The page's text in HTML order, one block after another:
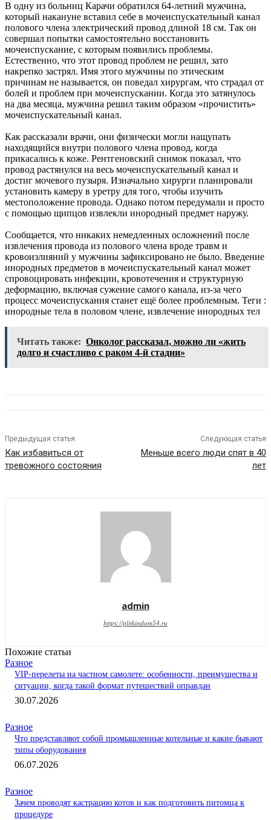
В одну из больниц Карачи обратился 64-летний мужчина,
который накануне вставил себе в мочеиспускательный канал
полового члена электрический провод длиной 18 см. Так он
совершал попытки самостоятельно восстановить
мочеиспускание, с которым появились проблемы.
Естественно, что этот провод проблем не решил, зато
накрепко застрял. Имя этого мужчины по этическим
причинам не называется, он поведал хирургам, что страдал от
болей и проблем при мочеиспускании. Когда это затянулось
на два месяца, мужчина решил таким образом «прочистить»
мочеиспускательный канал.
Как рассказали врачи, они физически могли нащупать
находящийся внутри полового члена провод, когда
прикасались к коже. Рентгеновский снимок показал, что
провод растянулся на весь мочеиспускательный канал и
достиг мочевого пузыря. Изначально хирурги планировали
установить камеру в уретру для того, чтобы изучить
местоположение провода. Однако потом передумали и просто
с помощью щипцов извлекли инородный предмет наружу.
Сообщается, что никаких немедленных осложнений после
извлечения провода из полового члена вроде травм и
кровоизлияний у мужчины зафиксировано не было. Введение
инородных предметов в мочеиспускательный канал может
спровоцировать инфекции, кровотечения и структурную
деформацию, включая сужение самого канала, из-за чего
процесс мочеиспускания станет ещё более проблемным. Теги :
инородные тела в половом члене, извлечение инородных тел
Читать также: Онколог рассказал, можно ли «жить
долго и счастливо с раком 4-й стадии»
Предыдущая статья
Как избавиться от
тревожного состояния
Следующая статья
Меньше всего люди спят в 40
лет
admin
https://plitkindom54.ru
Похожие статьи
Разное
VIP-перелеты на частном самолете: особенности, преимущества и
ситуации, когда такой формат путешествий оправдан
30.07.2026
Разное
Что представляют собой промышленные котельные и какие бывают
типы оборудования
06.07.2026
Разное
Зачем проводят кастрацию котов и как подготовить питомца к
процедуре